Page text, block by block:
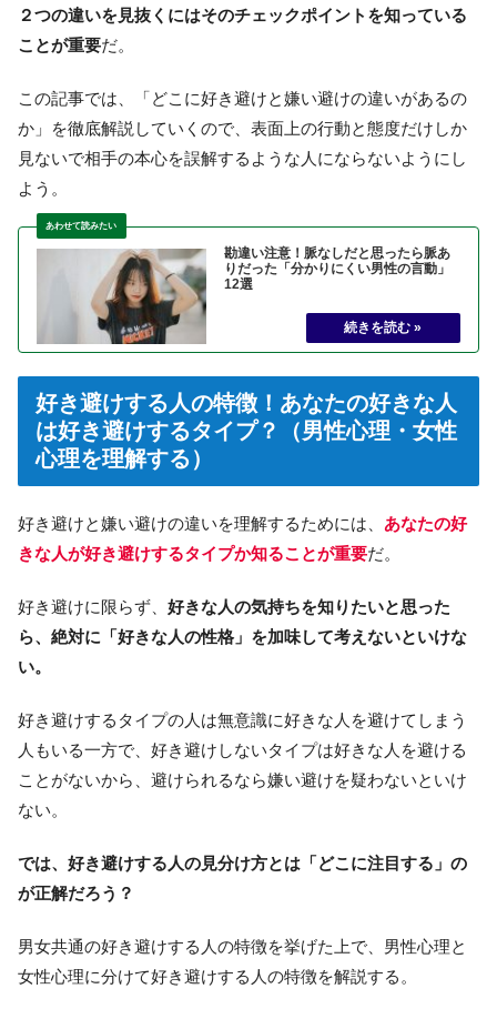
２つの違いを見抜くにはそのチェックポイントを知っている
ことが重要だ。
この記事では、「どこに好き避けと嫌い避けの違いがあるの
か」を徹底解説していくので、表面上の行動と態度だけしか
見ないで相手の本心を誤解するような人にならないようにし
よう。
勘違い注意！脈なしだと思ったら脈あ
りだった「分かりにくい男性の言動」
12選
好き避けする人の特徴！あなたの好きな人
は好き避けするタイプ？（男性心理・女性
心理を理解する）
好き避けと嫌い避けの違いを理解するためには、 あなたの好
きな人が好き避けするタイプか知ることが重要だ。
好き避けに限らず、 好きな人の気持ちを知りたいと思った
ら、絶対に「好きな人の性格」を加味して考えないといけな
い。
好き避けするタイプの人は無意識に好きな人を避けてしまう
人もいる一方で、好き避けしないタイプは好きな人を避ける
ことがないから、避けられるなら嫌い避けを疑わないといけ
ない。
では、好き避けする人の見分け方とは「どこに注目する」の
が正解だろう？
男女共通の好き避けする人の特徴を挙げた上で、男性心理と
女性心理に分けて好き避けする人の特徴を解説する。